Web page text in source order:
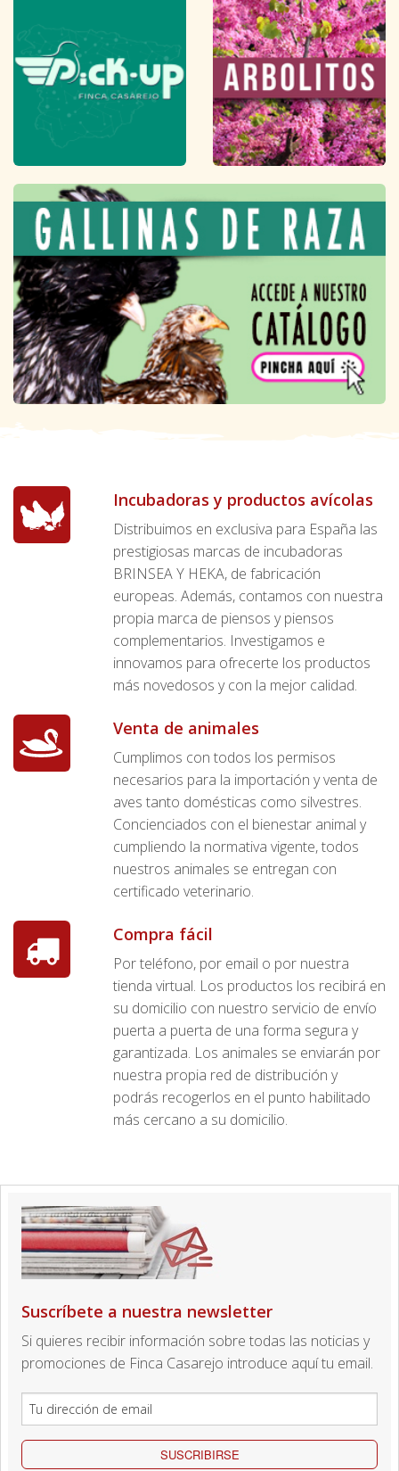
Incubadoras y productos avícolas
Distribuimos en exclusiva para España las
prestigiosas marcas de incubadoras
BRINSEA Y HEKA, de fabricación
europeas. Además, contamos con nuestra
propia marca de piensos y piensos
complementarios. Investigamos e
innovamos para ofrecerte los productos
más novedosos y con la mejor calidad.
Venta de animales
Cumplimos con todos los permisos
necesarios para la importación y venta de
aves tanto domésticas como silvestres.
Concienciados con el bienestar animal y
cumpliendo la normativa vigente, todos
nuestros animales se entregan con
certificado veterinario.
Compra fácil
Por teléfono, por email o por nuestra
tienda virtual. Los productos los recibirá en
su domicilio con nuestro servicio de envío
puerta a puerta de una forma segura y
garantizada. Los animales se enviarán por
nuestra propia red de distribución y
podrás recogerlos en el punto habilitado
más cercano a su domicilio.
Suscríbete a nuestra newsletter
Si quieres recibir información sobre todas las noticias y
promociones de Finca Casarejo introduce aquí tu email.
SUSCRIBIRSE